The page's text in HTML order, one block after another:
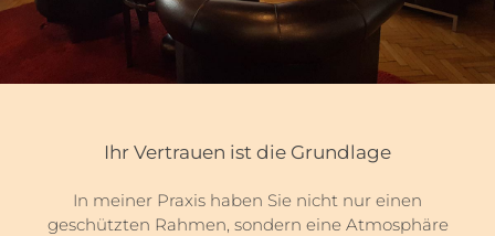
Ihr Vertrauen ist die Grundlage
In meiner Praxis haben Sie nicht nur einen
geschützten Rahmen, sondern eine Atmosphäre